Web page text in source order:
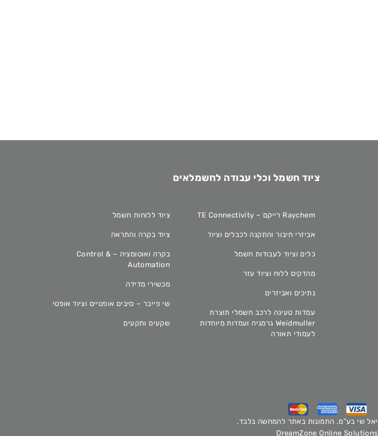
ציוד חשמל וכלי עבודה לחשמלאים
Raychem רייקם – TE Connectivity
אביזרי חיבור והתקנה לכבלים וציוד
כלים וציוד לעבודות חשמל
מהדקים ללוח וציוד עזר
נתיכים ואביזרים
עמדות טעינה לרכב חשמלי תוצרת
Weidmuller גרמניה ועמדות מיוחדות
לעמודי תאורה
ציוד ללוחות חשמל
ציוד בקרה והתראה
בקרה ואוטומציה – Control &
Automation
מכשירי מדידה
שי פייבר – סיבים אופטיים וציוד אופטי
שקעים ותקעים
DreamZone Online Solutions